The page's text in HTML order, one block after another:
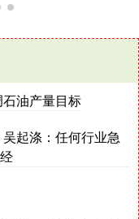
油产量目标
起涤：任何行业急